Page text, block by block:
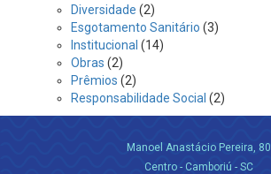
Diversidade (2)
Esgotamento Sanitário (3)
Institucional (14)
Obras (2)
Prêmios (2)
Responsabilidade Social (2)
Manoel Anastácio Pereira, 80
Centro - Camboriú - SC